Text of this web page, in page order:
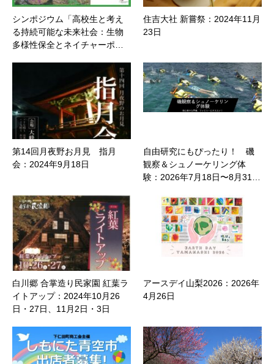
シンポジウム「高校生と考え
る持続可能な未来社会：生物
多様性保全とネイチャーポ…
住吉大社 新嘗祭：2024年11月
23日
第14回月夜野お月見 指月
会：2024年9月18日
自由研究にもぴったり！ 磯
観察＆シュノーケリング体
験：2026年7月18日〜8月31…
白川郷 合掌造り民家園 紅葉ラ
イトアップ：2024年10月26
日・27日、11月2日・3日
アースデイ山梨2026：2026年
4月26日